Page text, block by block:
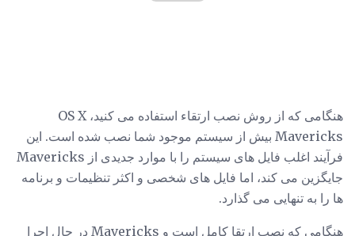
هنگامی که از روش نصب ارتقاء استفاده می کنید، OS X
Mavericks بیش از سیستم موجود شما نصب شده است. این
فرآیند اغلب فایل های سیستم را با موارد جدیدی از Mavericks
جایگزین می کند، اما فایل های شخصی و اکثر تنظیمات و برنامه
ها را به تنهایی می گذارد.
هنگامی که نصب ارتقا کامل است و Mavericks در حال اجرا